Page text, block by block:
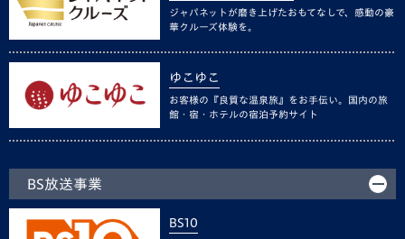
ジャパネットが磨き上げたおもてなしで、感動の豪
華クルーズ体験を。
ゆこゆこ
お客様の『良質な温泉旅』をお手伝い。国内の旅
館・宿・ホテルの宿泊予約サイト
BS放送事業
BS10